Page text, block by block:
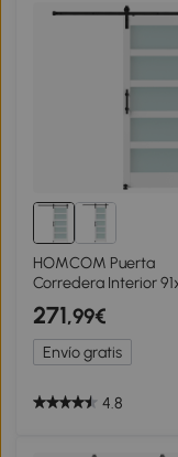
HOMCOM Puerta
Corredera Interior
cm con Kit de
MDF y Vidrio
Riel y Herrajes, Blanco
271,99€
Envío gratis
4.8